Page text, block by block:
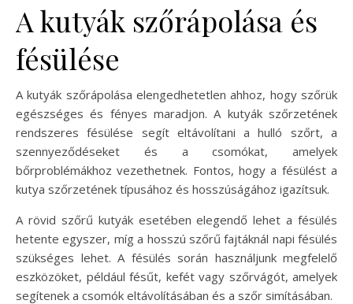
A kutyák szőrápolása és
fésülése
A kutyák szőrápolása elengedhetetlen ahhoz, hogy szőrük
egészséges és fényes maradjon. A kutyák szőrzetének
rendszeres fésülése segít eltávolítani a hulló szőrt, a
szennyeződéseket és a csomókat, amelyek
bőrproblémákhoz vezethetnek. Fontos, hogy a fésülést a
kutya szőrzetének típusához és hosszúságához igazítsuk.
A rövid szőrű kutyák esetében elegendő lehet a fésülés
hetente egyszer, míg a hosszú szőrű fajtáknál napi fésülés
szükséges lehet. A fésülés során használjunk megfelelő
eszközöket, például fésűt, kefét vagy szőrvágót, amelyek
segítenek a csomók eltávolításában és a szőr simításában.